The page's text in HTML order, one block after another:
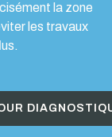
la zone
les travaux